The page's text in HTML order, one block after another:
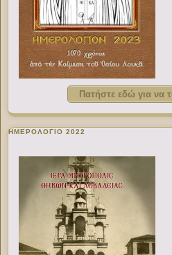
Πατήστε εδώ για να
ΗΜΕΡΟΛΟΓΙΟ 2022